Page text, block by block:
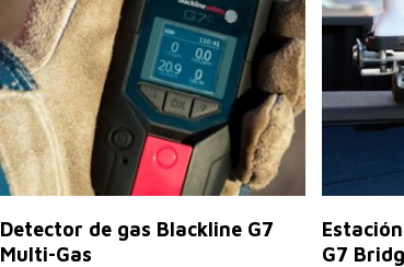
Leer Más
Detector de gas Blackline G7
Multi-Gas
G7